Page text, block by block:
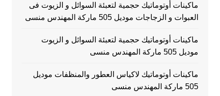
ماكينات أوتوماتيك حجمية لتعبئة السوائل و الزيوت فى
العبوات و الزجاجات موديل 505 ماركة المهندس منسى
ماكينات أوتوماتيك حجمية لتعبئة السوائل و الزيوت
موديل 505 ماركة المهندس منسى
ماكينات أوتوماتيك لاكياس العطور والمنظفات موديل
505 ماركة المهندس منسى